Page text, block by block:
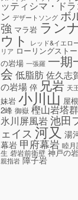
ッティシマ・ド
ン デザートソング ボ
強 マラ岩 ランナ
ウト
レッド&イエロ
リア ローリングスト
の岩場 一張羅 一期
会低脂肪 佐久志
の岩場 倅 兄岩 天
妹岩 小川山 屋
2峰 御嶽 樫山岩塔群
氷川屏風岩池田
ェイス 河又湯
幕岩 甲府幕岩 睦月
生 砦岩前衛壁 神戸の
親指岩 障子岩